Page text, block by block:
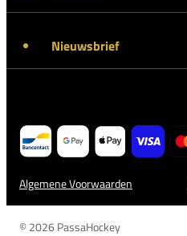
Nieuwsbrief
Algemene Voorwaarden
© 2026 PassaHockey